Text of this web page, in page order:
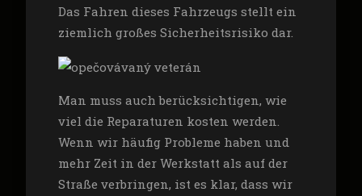
Das Fahren dieses Fahrzeugs stellt ein
ziemlich großes Sicherheitsrisiko dar.
Man muss auch berücksichtigen, wie
viel die Reparaturen kosten werden.
Wenn wir häufig Probleme haben und
mehr Zeit in der Werkstatt als auf der
Straße verbringen, ist es klar, dass wir